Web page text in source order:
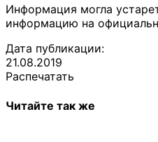
Информация могла
информацию на
Дата публикации:
21.08.2019
Распечатать
Читайте так же